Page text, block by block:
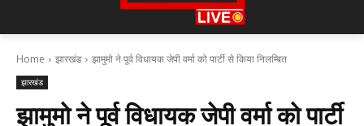
Home झारखंड झामुमो ने पूर्व विधायक जेपी वर्मा को पार्टी से किया निलम्बित
झारखंड
झामुमो ने पूर्व विधायक जेपी वर्मा को पार्टी